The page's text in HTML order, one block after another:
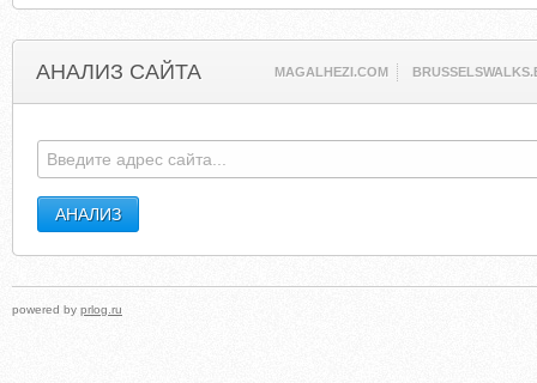
АНАЛИЗ САЙТА MAGALHEZI.COM
powered by prlog.ru